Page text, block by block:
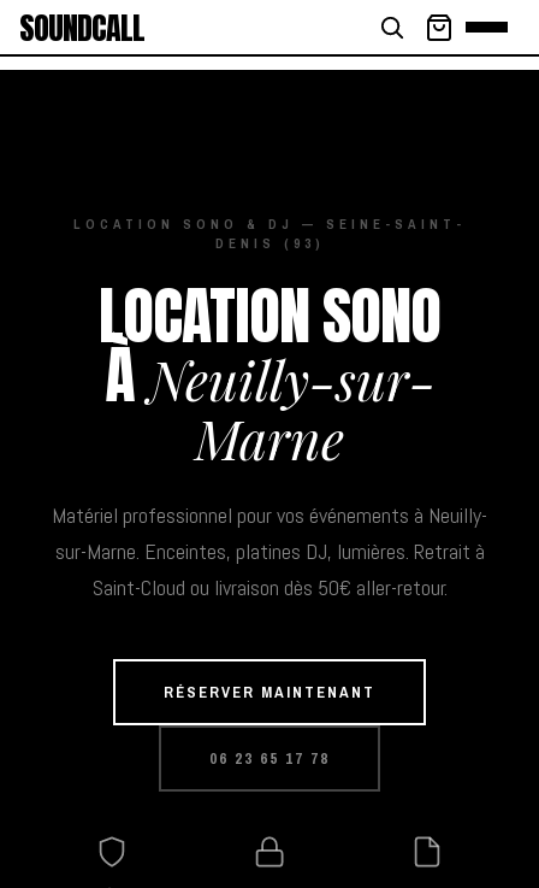
SOUNDCALL
LOCATION SONO & DJ — SEINE-SAINT-
DENIS (93)
LOCATION SONO
ÀNeuilly-sur-
Marne
Matériel professionnel pour vos événements à Neuilly-
sur-Marne. Enceintes, platines DJ, lumières. Retrait à
Saint-Cloud ou livraison dès 50€ aller-retour.
RÉSERVER MAINTENANT
06 23 65 17 78